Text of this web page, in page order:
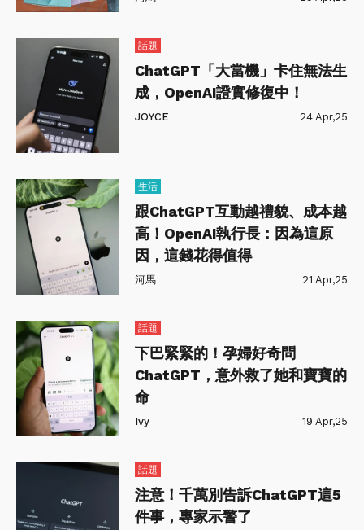
話題
ChatGPT「大當機」卡住無法生
成，OpenAI證實修復中！
JOYCE 24 Apr,25
生活
跟ChatGPT互動越禮貌、成本越
高！OpenAI執行長：因為這原
因，這錢花得值得
河馬 21 Apr,25
話題
下巴緊緊的！孕婦好奇問
ChatGPT，意外救了她和寶寶的
命
Ivy 19 Apr,25
話題
注意！千萬別告訴ChatGPT這5
件事，專家示警了